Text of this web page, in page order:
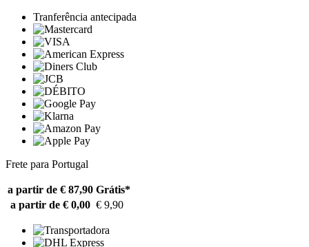
Tranferência antecipada
Frete para Portugal
a partir de € 87,90 Grátis*
a partir de € 0,00 € 9,90